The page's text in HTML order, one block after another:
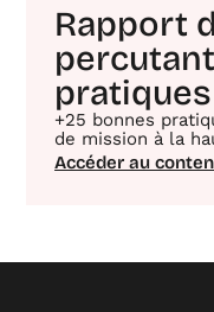
Rapport
pratiques
+25 bonnes
de mission à la
Accéder au